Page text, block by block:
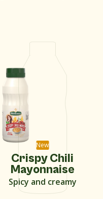
New
Crispy Chili
Mayonnaise
Spicy and creamy